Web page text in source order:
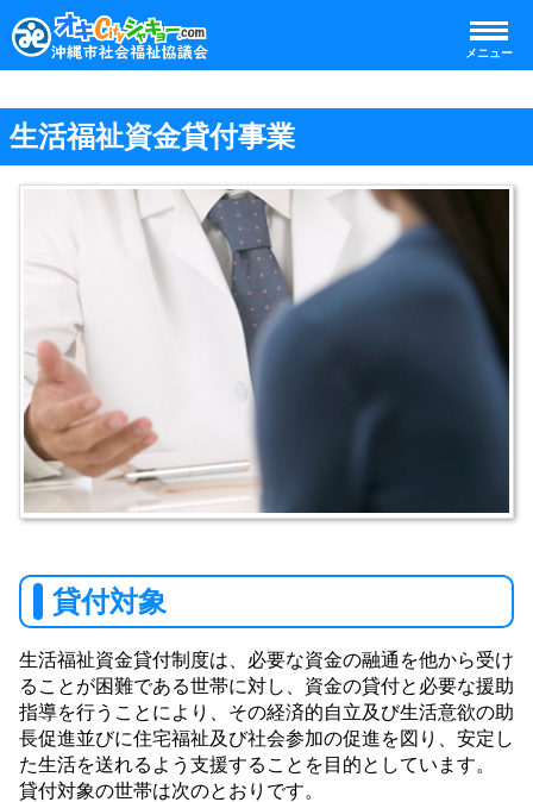
メニュー
生活福祉資金貸付事業
貸付対象
生活福祉資金貸付制度は、必要な資金の融通を他から受け
ることが困難である世帯に対し、資金の貸付と必要な援助
指導を行うことにより、その経済的自立及び生活意欲の助
長促進並びに住宅福祉及び社会参加の促進を図り、安定し
た生活を送れるよう支援することを目的としています。
貸付対象の世帯は次のとおりです。